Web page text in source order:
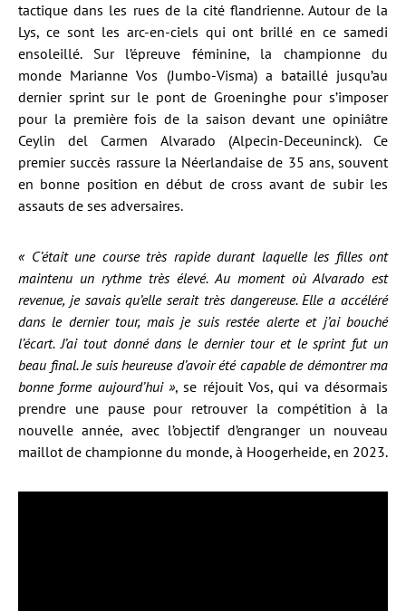
tactique dans les rues de la cité flandrienne. Autour de la
Lys, ce sont les arc-en-ciels qui ont brillé en ce samedi
ensoleillé. Sur l’épreuve féminine, la championne du
monde Marianne Vos (Jumbo-Visma) a bataillé jusqu’au
dernier sprint sur le pont de Groeninghe pour s’imposer
pour la première fois de la saison devant une opiniâtre
Ceylin del Carmen Alvarado (Alpecin-Deceuninck). Ce
premier succès rassure la Néerlandaise de 35 ans, souvent
en bonne position en début de cross avant de subir les
assauts de ses adversaires.
« C’était une course très rapide durant laquelle les filles ont
maintenu un rythme très élevé. Au moment où Alvarado est
revenue, je savais qu’elle serait très dangereuse. Elle a accéléré
dans le dernier tour, mais je suis restée alerte et j’ai bouché
l’écart. J’ai tout donné dans le dernier tour et le sprint fut un
beau final. Je suis heureuse d’avoir été capable de démontrer ma
bonne forme aujourd’hui », se réjouit Vos, qui va désormais
prendre une pause pour retrouver la compétition à la
nouvelle année, avec l’objectif d’engranger un nouveau
maillot de championne du monde, à Hoogerheide, en 2023.